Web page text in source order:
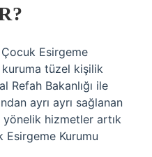
Esirgeme
kuruma tüzel kişilik
Refah Bakanlığı ile
ayrı ayrı sağlanan
hizmetler artık
Kurumu